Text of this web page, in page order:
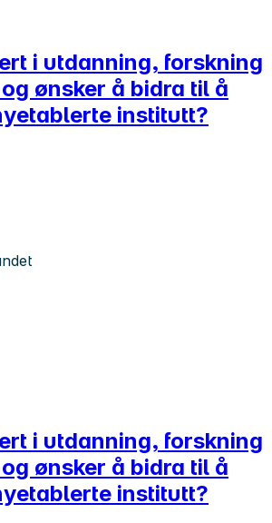
i utdanning, forskning
ønsker å bidra til å
institutt?
i utdanning, forskning
ønsker å bidra til å
institutt?